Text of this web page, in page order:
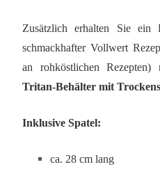
Zusätzlich erhalten Sie ein
schmackhafter Vollwert
an rohköstlichen
Tritan-Behälter mit
Inklusive Spatel:
ca. 28 cm lang